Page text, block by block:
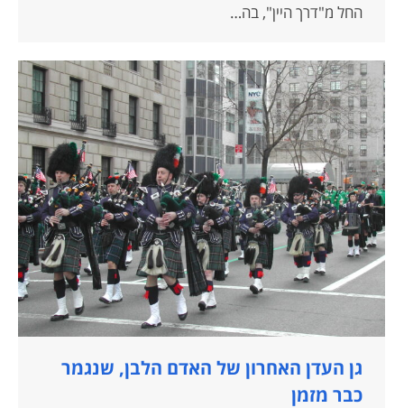
החל מ"דרך היין", בה…
גן העדן האחרון של האדם הלבן, שנגמר
כבר מזמן